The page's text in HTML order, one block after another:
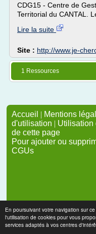
En poursuivant votre navigation sur
l'utilisation de cookies pour vous
services adaptés à vos centres
CDG15 - Centre de
Territorial du CANTAL.
Lire la suite
Site : http://www.je-
1 Ressources
Accueil | Mentions
d'utilisation | Utilisation
de cette page
Pour ajouter ou
CGUs